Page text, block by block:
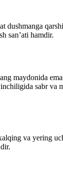
dushmanga
san’ati hamdir.
maydonida
sabr va
va yering